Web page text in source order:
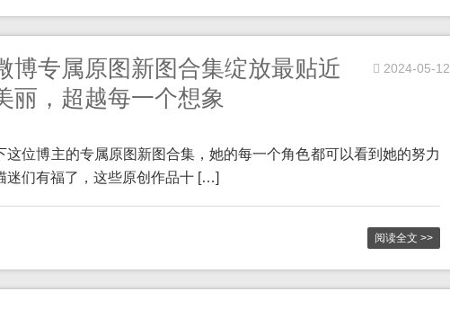
博专属原图新图合集绽放最贴近
丽，超越每一个想象
2024-05-12
这位博主的专属原图新图合集，她的每一个角色都可以看到她的努力
迷们有福了，这些原创作品十 […]
阅读全文 >>